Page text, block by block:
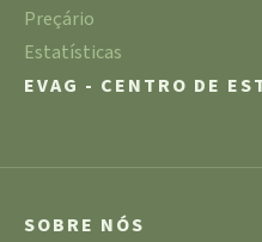
Preçário
Estatísticas
EVAG - CENTRO DE
SOBRE NÓS